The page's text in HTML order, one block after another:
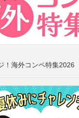
！海外コンペ特集2026